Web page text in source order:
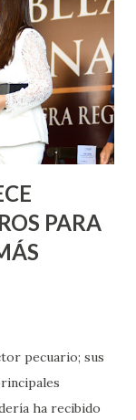
de Octubre, con
se
de la
Septiembre, en
comunidad
PARA
pecuario; sus
ha recibido